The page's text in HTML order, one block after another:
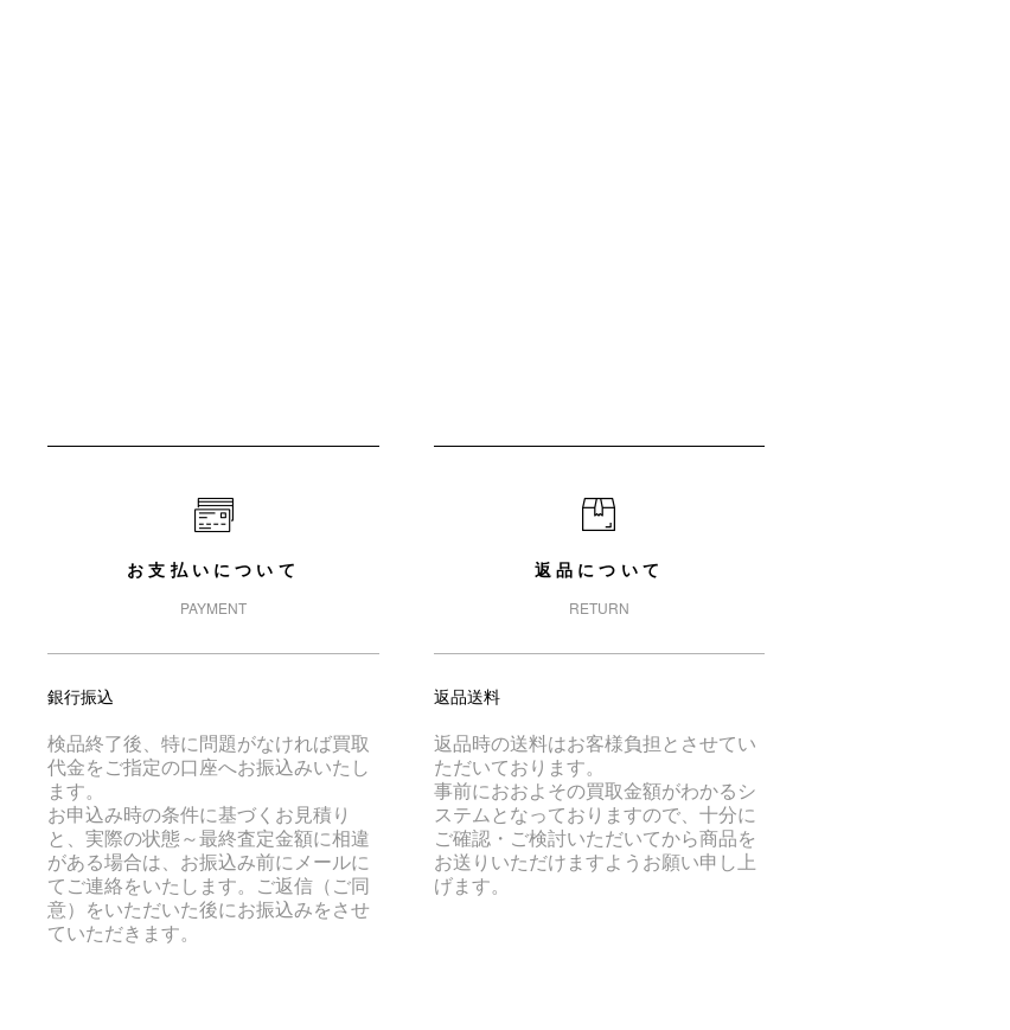
お支払いについて
PAYMENT
銀行振込
検品終了後、特に問題がなければ買取
代金をご指定の口座へお振込みいたし
ます。
お申込み時の条件に基づくお見積り
と、実際の状態～最終査定金額に相違
がある場合は、お振込み前にメールに
てご連絡をいたします。ご返信（ご同
意）をいただいた後にお振込みをさせ
ていただきます。
返品について
RETURN
返品送料
返品時の送料はお客様負担とさせてい
ただいております。
事前におおよその買取金額がわかるシ
ステムとなっておりますので、十分に
ご確認・ご検討いただいてから商品を
お送りいただけますようお願い申し上
げます。